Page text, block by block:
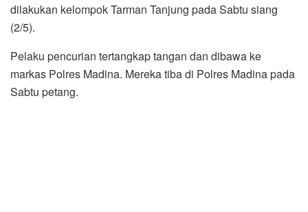
dilakukan kelompok Tarman Tanjung pada Sabtu siang
(2/5).
Pelaku pencurian tertangkap tangan dan dibawa ke
markas Polres Madina. Mereka tiba di Polres Madina pada
Sabtu petang.